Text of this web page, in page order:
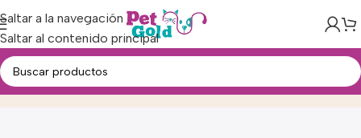
Saltar a la navegación
Saltar al contenido principal
SnacksInicio Producto